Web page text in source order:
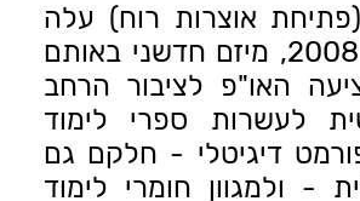
אוצרות רוח) עלה
לאויר במאי 2008, מיזם חדשני באותם
האו"פ לציבור הרחב
לעשרות ספרי לימוד
דיגיטלי - חלקם גם
- ולמגוון חומרי לימוד